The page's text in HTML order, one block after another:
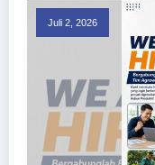
Juli 2, 2026